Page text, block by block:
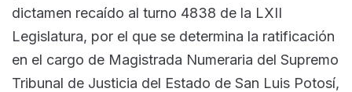
dictamen recaído al turno 4838 de la LXII
Legislatura, por el que se determina la ratificación
en el cargo de Magistrada Numeraria del Supremo
Tribunal de Justicia del Estado de San Luis Potosí,